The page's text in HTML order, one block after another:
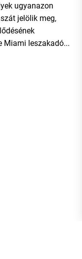
ugyanazon
jelölik meg,
Miami leszakadó...